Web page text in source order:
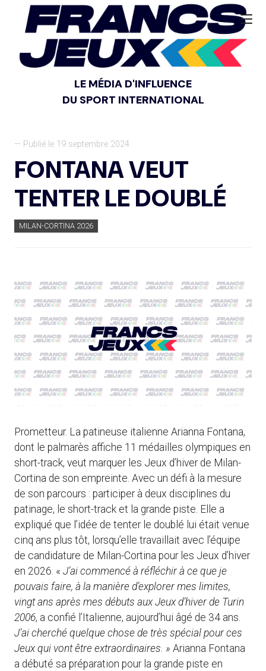
LE MÉDIA D'INFLUENCE
DU SPORT INTERNATIONAL
— Publié le 19 septembre 2024
FONTANA VEUT
TENTER LE DOUBLÉ
MILAN-CORTINA 2026
Prometteur. La patineuse italienne Arianna Fontana,
dont le palmarès affiche 11 médailles olympiques en
short-track, veut marquer les Jeux d’hiver de Milan-
Cortina de son empreinte. Avec un défi à la mesure
de son parcours : participer à deux disciplines du
patinage, le short-track et la grande piste. Elle a
expliqué que l’idée de tenter le doublé lui était venue
cinq ans plus tôt, lorsqu’elle travaillait avec l’équipe
de candidature de Milan-Cortina pour les Jeux d’hiver
en 2026. « J’ai commencé à réfléchir à ce que je
pouvais faire, à la manière d’explorer mes limites,
vingt ans après mes débuts aux Jeux d’hiver de Turin
2006, a confié l’Italienne, aujourd’hui âgé de 34 ans.
J’ai cherché quelque chose de très spécial pour ces
Jeux qui vont être extraordinaires. » Arianna Fontana
a débuté sa préparation pour la grande piste en